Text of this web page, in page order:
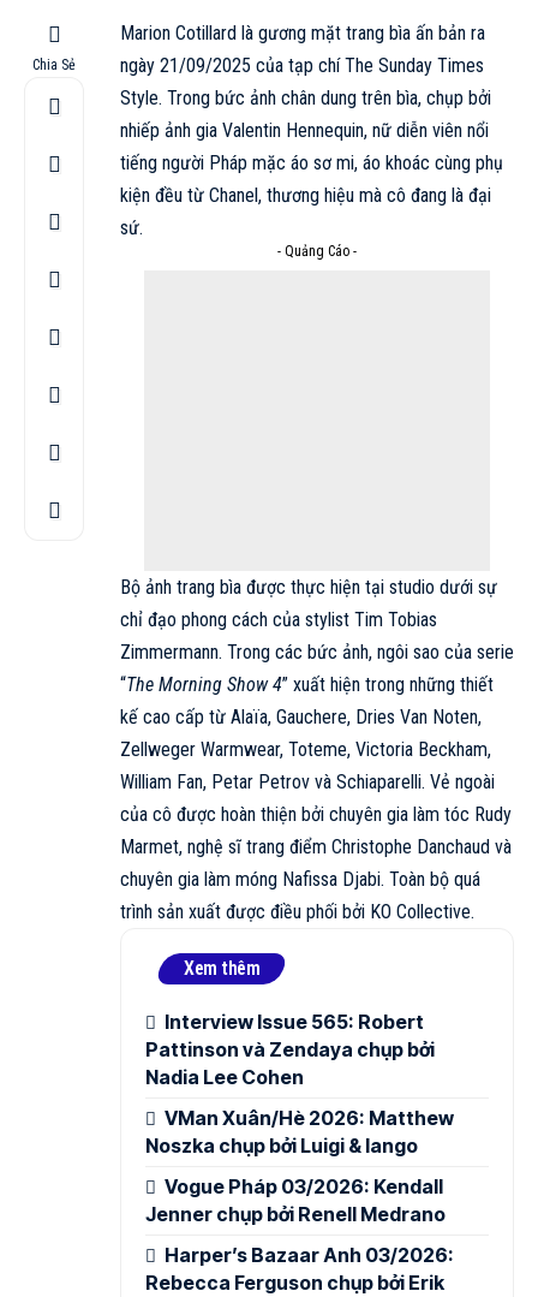
Chia Sẻ
Marion Cotillard là gương mặt trang bìa ấn bản ra
ngày 21/09/2025 của tạp chí The Sunday Times
Style. Trong bức ảnh chân dung trên bìa, chụp bởi
nhiếp ảnh gia Valentin Hennequin, nữ diễn viên nổi
tiếng người Pháp mặc áo sơ mi, áo khoác cùng phụ
kiện đều từ Chanel, thương hiệu mà cô đang là đại
sứ.
- Quảng Cáo -
Bộ ảnh trang bìa được thực hiện tại studio dưới sự
chỉ đạo phong cách của stylist Tim Tobias
Zimmermann. Trong các bức ảnh, ngôi sao của serie
“The Morning Show 4” xuất hiện trong những thiết
kế cao cấp từ Alaïa, Gauchere, Dries Van Noten,
Zellweger Warmwear, Toteme, Victoria Beckham,
William Fan, Petar Petrov và Schiaparelli. Vẻ ngoài
của cô được hoàn thiện bởi chuyên gia làm tóc Rudy
Marmet, nghệ sĩ trang điểm Christophe Danchaud và
chuyên gia làm móng Nafissa Djabi. Toàn bộ quá
trình sản xuất được điều phối bởi KO Collective.
Xem thêm
Interview Issue 565: Robert
Pattinson và Zendaya chụp bởi
Nadia Lee Cohen
VMan Xuân/Hè 2026: Matthew
Noszka chụp bởi Luigi & Iango
Vogue Pháp 03/2026: Kendall
Jenner chụp bởi Renell Medrano
Harper’s Bazaar Anh 03/2026:
Rebecca Ferguson chụp bởi Erik